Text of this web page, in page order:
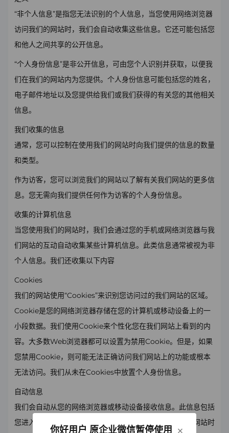
“非个人信息”是指您无法识别的个人信息，当您使用网络浏览器
访问我们的网站时，我们会自动收集这些信息。它还可能包括您
和他人之间共享的公开信息。
“个人身份信息”是非公开信息，可由您个人识别并获取，以便我
们在我们的网站内为您提供。个人身份信息可能包括您的姓名，
电子邮件地址以及您提供给我们或我们获得的有关您的其他相关
信息。
我们收集的信息
通常，您可以控制在使用我们的网站时向我们提供的信息的数量
和类型。
作为访客，您可以浏览我们的网站以了解有关我们网站的更多信
息。您无需向我们提供任何作为访客的个人身份信息。
收集的计算机信息
当您使用我们的网站时，我们会通过您的手机或网络浏览器与我
们网站的互动自动收集某些计算机信息。此类信息通常被视为非
个人信息。我们还收集以下内容
Cookies
我们的网站使用“Cookies”来识别您访问过的我们网站的区域。
Cookie是您的网络浏览器存储在您的计算机或移动设备上的一
小段数据。我们使用Cookie来个性化您在我们网站上看到的内
容。大多数Web浏览器都可以设置为禁用Cookie。但是，如果
您禁用Cookie，则可能无法正确访问我们网站上的功能或根本
无法访问。我们从未在Cookies中放置个人身份信息。
自动信息
我们会自动从您的网络浏览器或移动设备接收信息。此信息包括
您进入我们网站的网站名称（如果有），以及您离开我们网站时
你好用户 原企业微信暂停使用